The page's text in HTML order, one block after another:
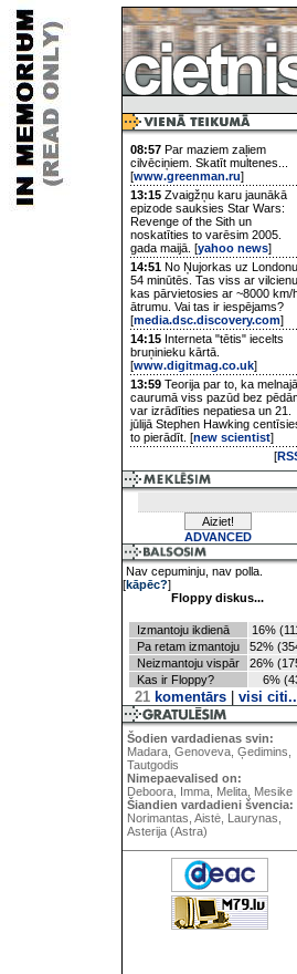
08:57 Par maziem zaļiem
cilvēciņiem. Skatīt multenes...
[www.greenman.ru]
13:15 Zvaigžņu karu jaunākā
epizode sauksies Star Wars:
Revenge of the Sith un
noskatīties to varēsim 2005.
gada maijā. [yahoo news]
14:51 No Ņujorkas uz Londonu
54 minūtēs. Tas viss ar vilcienu,
kas pārvietosies ar ~8000 km/
ātrumu. Vai tas ir iespējams?
[media.dsc.discovery.com]
14:15 Interneta "tētis" iecelts
bruņinieku kārtā.
[www.digitmag.co.uk]
13:59 Teorija par to, ka melnajā
caurumā viss pazūd bez
var izrādīties nepatiesa un 21.
jūlijā Stephen Hawking
to pierādīt. [new scientist]
[
ADVANCED
Nav cepuminju, nav polla.
[kāpēc?]
Floppy diskus...
Izmantoju ikdienā
16%
Pa retam izmantoju
52%
Neizmantoju vispār
26%
Kas ir Floppy?
6%
21komentārs| visi
Šodien vardadienas svin:
Madara, Genoveva, Ģedimins,
Tautgodis
Nimepaevalised on:
Deboora, Imma, Melita, Mesike
Šiandien vardadieni švencia:
Norimantas, Aistė, Laurynas,
Asterija (Astra)